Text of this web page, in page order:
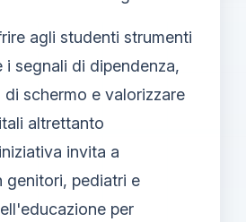
agli studenti strumenti
i segnali di dipendenza,
schermo e valorizzare
altrettanto
invita a
genitori, pediatri e
per